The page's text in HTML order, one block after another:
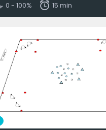
0 - 100% 15 min